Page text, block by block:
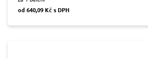
od 640,09 Kč s DPH